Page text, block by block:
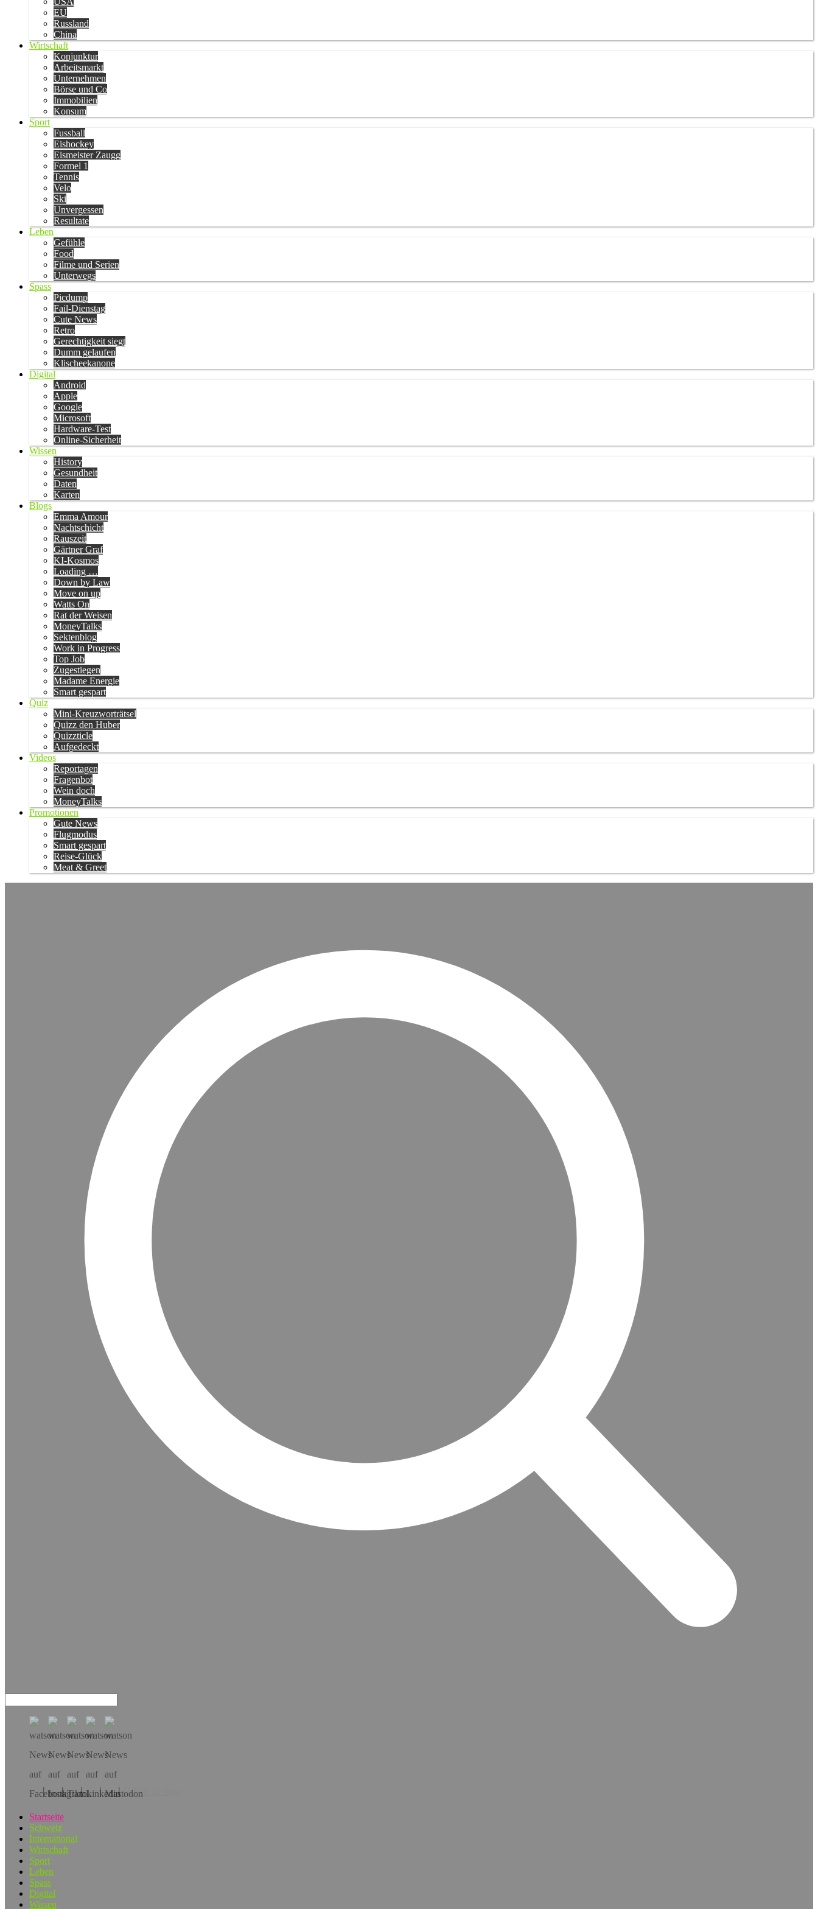
EU
Russland
China
Wirtschaft
Konjunktur
Arbeitsmarkt
Unternehmen
Börse und Co
Immobilien
Konsum
Sport
Fussball
Eishockey
Eismeister Zaugg
Formel 1
Tennis
Velo
Ski
Unvergessen
Resultate
Leben
Gefühle
Food
Filme und Serien
Unterwegs
Spass
Picdump
Fail-Dienstag
Cute News
Retro
Gerechtigkeit siegt
Dumm gelaufen
Klischeekanone
Digital
Android
Apple
Google
Microsoft
Hardware-Test
Online-Sicherheit
Wissen
History
Gesundheit
Daten
Karten
Blogs
Emma Amour
Nachtschicht
Rauszeit
Gärtner Graf
KI-Kosmos
Loading …
Down by Law
Move on up
Watts On
Rat der Weisen
MoneyTalks
Sektenblog
Work in Progress
Top Job
Zugestiegen
Madame Energie
Smart gespart
Quiz
Mini-Kreuzworträtsel
Quizz den Huber
Quizzticle
Aufgedeckt
Videos
Reportagen
Fragenbot
Wein doch
MoneyTalks
Promotionen
Gute News
Flugmodus
Smart gespart
Reise-Glück
Meat & Greet
Hol dir die App!
Startseite
Schweiz
International
Wirtschaft
Sport
Leben
Spass
Digital
Wissen